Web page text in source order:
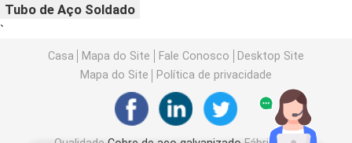
Barras de aço de reforço
barra de ângulo do aço carbono
Tubo de Aço Soldado
`
Casa Mapa do Site Fale Conosco
Desktop Site
Mapa do Site
Política de privacidade